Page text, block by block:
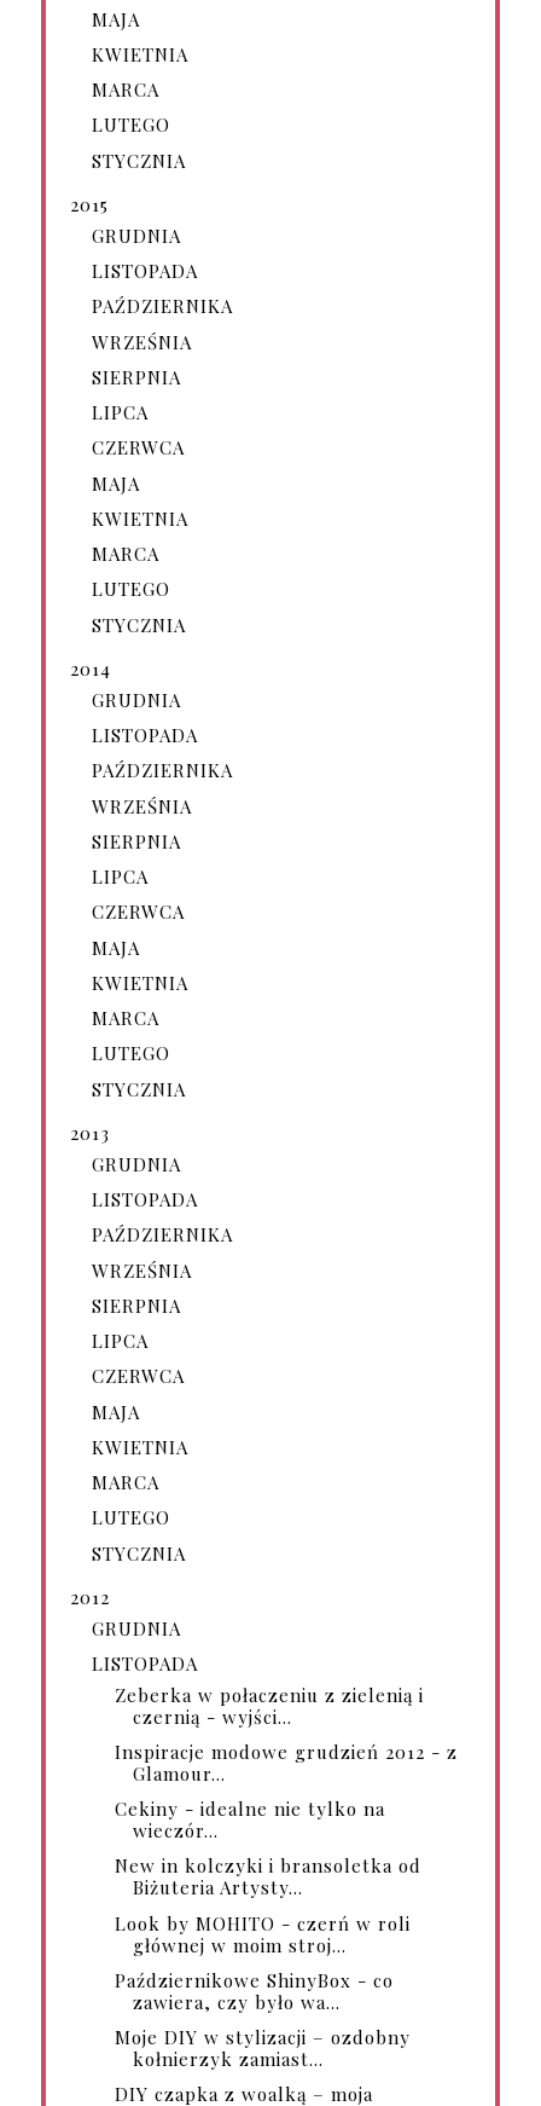
MAJA
KWIETNIA
MARCA
LUTEGO
STYCZNIA
2015
GRUDNIA
LISTOPADA
PAŹDZIERNIKA
WRZEŚNIA
SIERPNIA
LIPCA
CZERWCA
MAJA
KWIETNIA
MARCA
LUTEGO
STYCZNIA
2014
GRUDNIA
LISTOPADA
PAŹDZIERNIKA
WRZEŚNIA
SIERPNIA
LIPCA
CZERWCA
MAJA
KWIETNIA
MARCA
LUTEGO
STYCZNIA
2013
GRUDNIA
LISTOPADA
PAŹDZIERNIKA
WRZEŚNIA
SIERPNIA
LIPCA
CZERWCA
MAJA
KWIETNIA
MARCA
LUTEGO
STYCZNIA
2012
GRUDNIA
LISTOPADA
Zeberka w połaczeniu z zielenią i
czernią - wyjści...
Inspiracje modowe grudzień 2012 - z
Glamour...
Cekiny - idealne nie tylko na
wieczór...
New in kolczyki i bransoletka od
Biżuteria Artysty...
Look by MOHITO - czerń w roli
głównej w moim stroj...
Październikowe ShinyBox - co
zawiera, czy było wa...
Moje DIY w stylizacji – ozdobny
kołnierzyk zamiast...
DIY czapka z woalką – moja